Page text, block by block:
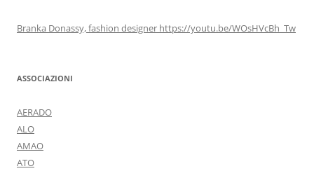
Branka Donassy, fashion designer https://youtu.be/WOsHVcBh_Tw
ASSOCIAZIONI
AERADO
ALO
AMAO
ATO